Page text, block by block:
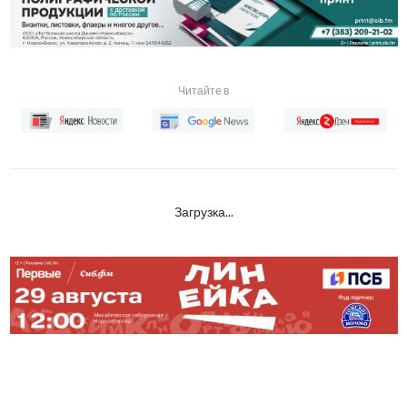
Читайте в
Загрузка...